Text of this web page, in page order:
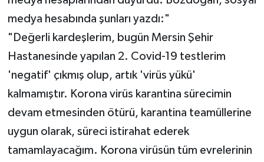
medya hesabında şunları yazdı:"
"Değerli kardeşlerim, bugün Mersin Şehir
Hastanesinde yapılan 2. Covid-19 testlerim
'negatif' çıkmış olup, artık 'virüs yükü'
kalmamıştır. Korona virüs karantina sürecimin
devam etmesinden ötürü, karantina teamüllerine
uygun olarak, süreci istirahat ederek
tamamlayacağım. Korona virüsün tüm evrelerinin